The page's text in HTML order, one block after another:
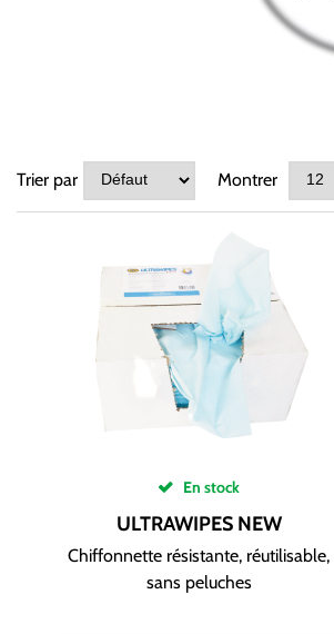
Trier par Montrer
En stock
ULTRAWIPES NEW
Chiffonnette résistante, réutilisable,
sans peluches